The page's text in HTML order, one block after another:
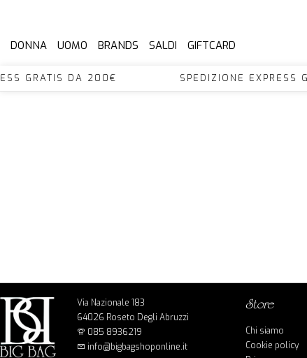
DONNA UOMO BRANDS SALDI GIFTCARD
GRATIS DA 200€ SPEDIZIONE
Via Nazionale 183
64026 Roseto Degli Abruzzi
085 8936219
info@bigbagshoponline.it
store
Chi siamo
Cookie policy